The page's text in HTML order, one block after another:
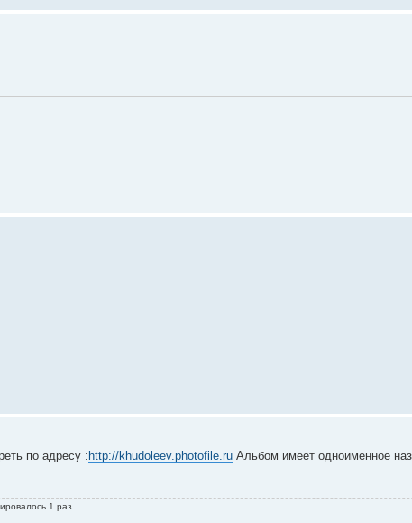
по адресу : http://khudoleev.photofile.ru Альбом имеет одноименное
1 раз.